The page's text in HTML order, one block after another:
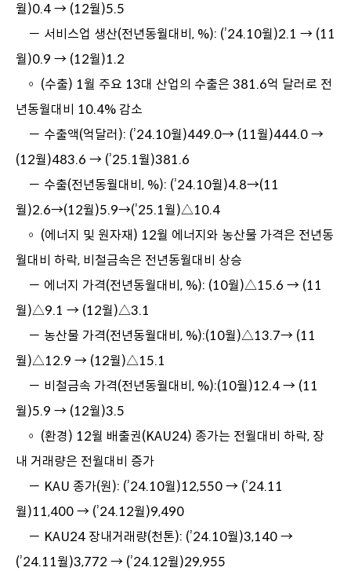
월)0.4 → (12월)5.5
－ 서비스업 생산(전년동월대비, %): (’24.10월)2.1 → (11
월)0.9 → (12월)1.2
◦ (수출) 1월 주요 13대 산업의 수출은 381.6억 달러로 전
년동월대비 10.4% 감소
－ 수출액(억달러): (’24.10월)449.0→ (11월)444.0 →
(12월)483.6 → (’25.1월)381.6
－ 수출(전년동월대비, %): (’24.10월)4.8→(11
월)2.6→(12월)5.9→(’25.1월)△10.4
◦ (에너지 및 원자재) 12월 에너지와 농산물 가격은 전년동
월대비 하락, 비철금속은 전년동월대비 상승
－ 에너지 가격(전년동월대비, %): (10월)△15.6 → (11
월)△9.1 → (12월)△3.1
－ 농산물 가격(전년동월대비, %):(10월)△13.7→ (11
월)△12.9 → (12월)△15.1
－ 비철금속 가격(전년동월대비, %):(10월)12.4 → (11
월)5.9 → (12월)3.5
◦ (환경) 12월 배출권(KAU24) 종가는 전월대비 하락, 장
내 거래량은 전월대비 증가
－ KAU 종가(원): (’24.10월)12,550 → (’24.11
월)11,400 → (’24.12월)9,490
－ KAU24 장내거래량(천톤): (’24.10월)3,140 →
(’24.11월)3,772 → (’24.12월)29,955